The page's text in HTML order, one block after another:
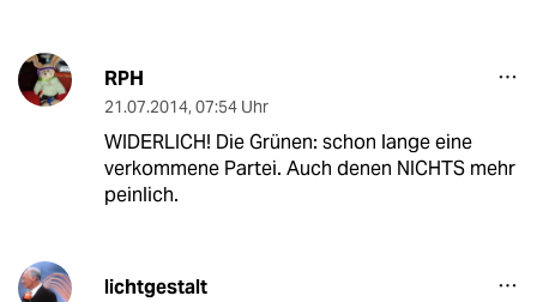
RPH
21.07.2014, 07:54 Uhr
WIDERLICH! Die Grünen: schon lange eine
verkommene Partei. Auch denen NICHTS mehr
peinlich.
lichtgestalt